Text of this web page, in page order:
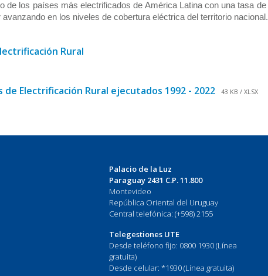
de los países más electrificados de América Latina con una tasa
avanzando en los niveles de cobertura eléctrica del territorio nacional.
Rural
de Electrificación Rural ejecutados 1992 - 2022 43 KB / XLSX
Palacio de la Luz
Paraguay 2431 C.P. 11.800
Montevideo
República Oriental del Uruguay
Central telefónica: (+598) 2155
Telegestiones UTE
Desde teléfono fijo: 0800 1930 (Línea
gratuita)
Desde celular: *1930 (Línea gratuita)